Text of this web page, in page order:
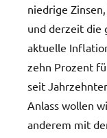
niedrige
und derzeit die
aktuelle
zehn Prozent
seit
Anlass wollen
anderem mit